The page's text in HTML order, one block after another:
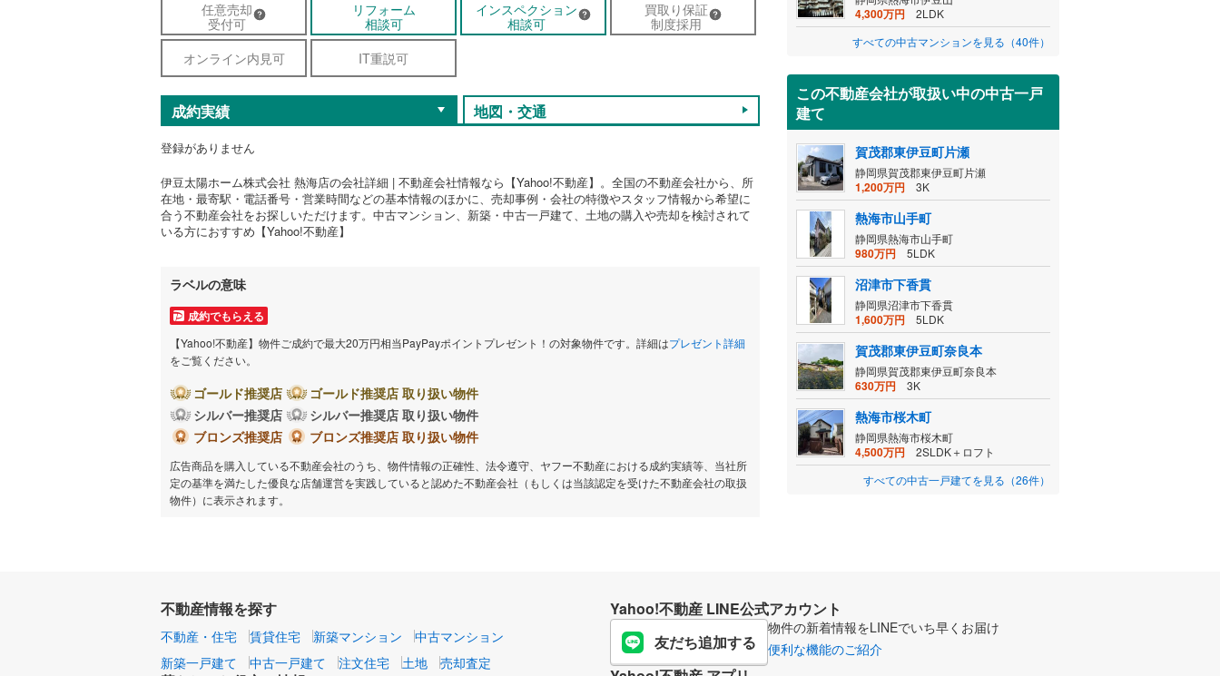
任意売却
受付可
リフォーム
相談可
インスペクション
相談可
買取り保証
制度採用
オンライン内見可
IT重説可
成約実績 地図・交通
登録がありません
伊豆太陽ホーム株式会社 熱海店の会社詳細 | 不動産会社情報なら【Yahoo!不動産】。全国の不動産会社から、所
在地・最寄駅・電話番号・営業時間などの基本情報のほかに、売却事例・会社の特徴やスタッフ情報から希望に
合う不動産会社をお探しいただけます。中古マンション、新築・中古一戸建て、土地の購入や売却を検討されて
いる方におすすめ【Yahoo!不動産】
ラベルの意味
成約でもらえる
【Yahoo!不動産】物件ご成約で最大20万円相当PayPayポイントプレゼント！の対象物件です。詳細はプレゼント詳細
をご覧ください。
ゴールド推奨店
ゴールド推奨店 取り扱い物件
シルバー推奨店
シルバー推奨店 取り扱い物件
ブロンズ推奨店
ブロンズ推奨店 取り扱い物件
広告商品を購入している不動産会社のうち、物件情報の正確性、法令遵守、ヤフー不動産における成約実績等、当社所
定の基準を満たした優良な店舗運営を実践していると認めた不動産会社（もしくは当該認定を受けた不動産会社の取扱
物件）に表示されます。
4,300万円 2LDK
すべての中古マンションを見る（40件）
この不動産会社が取扱い中の中古一戸
建て
賀茂郡東伊豆町片瀬
静岡県賀茂郡東伊豆町片瀬
1,200万円 3K
熱海市山手町
静岡県熱海市山手町
980万円 5LDK
沼津市下香貫
静岡県沼津市下香貫
1,600万円 5LDK
賀茂郡東伊豆町奈良本
静岡県賀茂郡東伊豆町奈良本
630万円 3K
熱海市桜木町
静岡県熱海市桜木町
4,500万円 2SLDK＋ロフト
すべての中古一戸建てを見る（26件）
不動産情報を探す
不動産・住宅 賃貸住宅 新築マンション
中古マンション
新築一戸建て
中古一戸建て 注文住宅 土地 売却査定
Yahoo!不動産 LINE公式アカウント
友だち追加する
物件の新着情報をLINEでいち早くお届け
便利な機能のご紹介